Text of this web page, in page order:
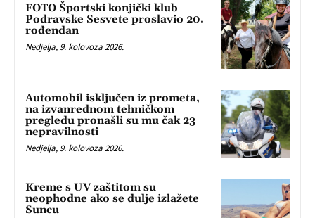
FOTO Športski konjički klub
Podravske Sesvete proslavio 20.
rođendan
Nedjelja, 9. kolovoza 2026.
Automobil isključen iz prometa,
na izvanrednom tehničkom
pregledu pronašli su mu čak 23
nepravilnosti
Nedjelja, 9. kolovoza 2026.
Kreme s UV zaštitom su
neophodne ako se dulje izlažete
Suncu